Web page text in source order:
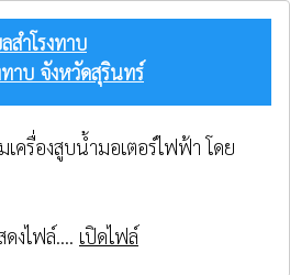
สำโรงทาบ
ทาบ จังหวัดสุรินทร์
เครื่องสูบน้ำมอเตอร์ไฟฟ้า โดย
ดงไฟล์.... เปิดไฟล์